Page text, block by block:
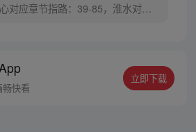
对应章节指路：39-85，淮水对应
快看
立即下载